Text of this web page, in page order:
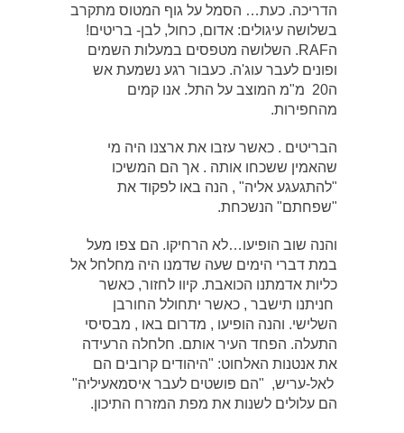
הדריכה. כעת… הסמל על גוף המטוס מתקרב
בשלושה עיגולים: אדום, כחול, לבן- בריטים!
הRAF. השלושה מטפסים במעלות השמים
ופונים לעבר עוג'ה. כעבור רגע נשמעת אש
ה20 מ"מ המוצב על התל. אנו קמים
מהחפירות.
הבריטים . כאשר עזבו את ארצנו היה מי
שהאמין ששכחו אותה . אך הם המשיכו
"להתגעגע אליה" , הנה באו לפקוד את
"שפחתם" הנשכחת.
והנה שוב הופיעו…לא הרחיקו. הם צפו מעל
במת דברי הימים שעה שדמנו היה מחלחל אל
כליות אדמתנו הכואבת. קיוו לחזור, כאשר
חניתנו תישבר , כאשר יתחולל החורבן
השלישי. והנה הופיעו , מדרום באו , מבסיסי
התעלה. הפחד העיר אותם. חלחלה הרעידה
את אנטנות האלחוט: "היהודים קרובים הם
לאל-עריש, "הם פושטים לעבר איסמאעיליה"
הם עלולים לשנות את מפת המזרח התיכון.